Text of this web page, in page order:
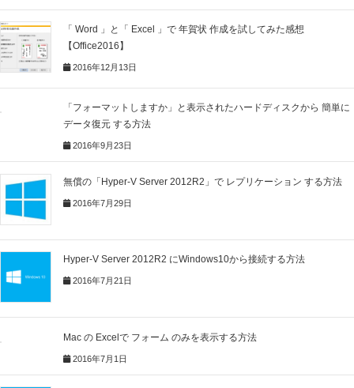
「 Word 」と「 Excel 」で 年賀状 作成を試してみた感想
【Office2016】
2016年12月13日
「フォーマットしますか」と表示されたハードディスクから 簡単に
データ復元 する方法
2016年9月23日
無償の「Hyper-V Server 2012R2」で レプリケーション する方法
2016年7月29日
Hyper-V Server 2012R2 にWindows10から接続する方法
2016年7月21日
Mac の Excelで フォーム のみを表示する方法
2016年7月1日